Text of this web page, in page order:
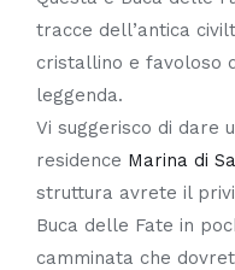
tracce dell’antica
cristallino e favoloso
leggenda.
Vi suggerisco di dare
residence Marina di
struttura avrete il
Buca delle Fate in
camminata che